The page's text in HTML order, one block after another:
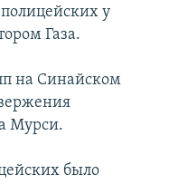
у
Газа.
на Синайском
Мурси.
было